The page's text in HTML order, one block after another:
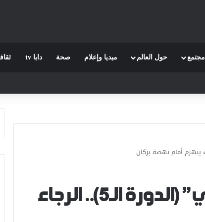
مجتمع حول العالم ميديا وإعلام صحة دابا tv
البطولة الإحترافية “إنوي” (الدورة الـ5).. الرجاء